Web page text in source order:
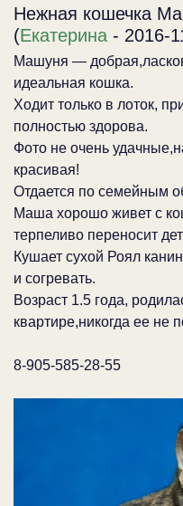
Нежная кошечка
(Екатерина - 2016-
Машуня —
идеальная кошка.
Ходит только в лоток,
полностью здорова.
Фото не очень
красивая!
Отдается по семейным
Маша хорошо живет с
терпеливо переносит
Кушает сухой Роял
и согревать.
Возраст 1.5 года,
квартире,никогда ее не
8-905-585-28-55